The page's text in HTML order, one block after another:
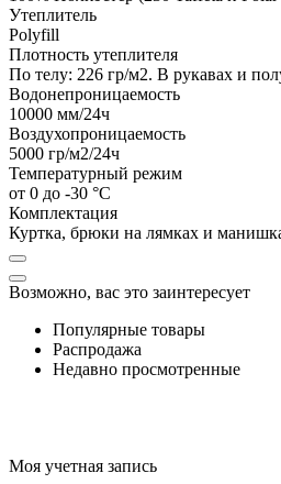
Утеплитель
Polyfill
Плотность утеплителя
По телу: 226 гр/м2. В рукавах и
Водонепроницаемость
10000 мм/24ч
Воздухопроницаемость
5000 гр/м2/24ч
Температурный режим
от 0 до -30 °C
Комплектация
Куртка, брюки на лямках и
Возможно, вас это заинтересует
Популярные товары
Распродажа
Недавно просмотренные
Моя учетная запись